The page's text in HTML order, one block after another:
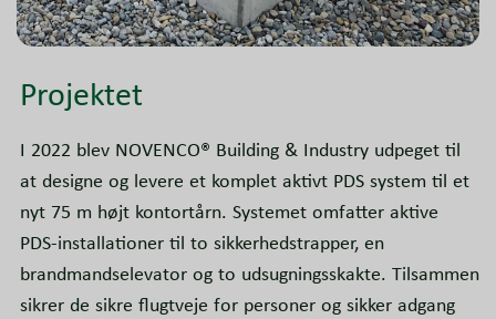
Projektet
I 2022 blev NOVENCO® Building & Industry udpeget til
at designe og levere et komplet aktivt PDS system til et
nyt 75 m højt kontortårn. Systemet omfatter aktive
PDS-installationer til to sikkerhedstrapper, en
brandmandselevator og to udsugningsskakte. Tilsammen
sikrer de sikre flugtveje for personer og sikker adgang